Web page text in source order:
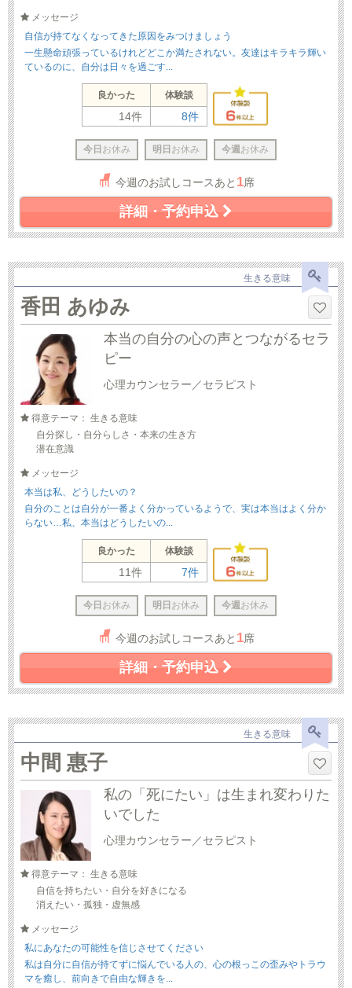
メッセージ
自信が持てなくなってきた原因をみつけましょう
一生懸命頑張っているけれどどこか満たされない。友達はキラキラ輝い
ているのに、自分は日々を過ごす...
良かった 体験談
14件 8件
今日 お休み 明日 お休み 今週 お休み
今週のお試しコースあと 1席
詳細・予約申込
生きる意味
香田 あゆみ
本当の自分の心の声とつながるセラ
ピー
心理カウンセラー／セラピスト
得意テーマ： 生きる意味
自分探し・自分らしさ・本来の生き方
潜在意識
メッセージ
本当は私、どうしたいの？
自分のことは自分が一番よく分かっているようで、実は本当はよく分か
らない…私、本当はどうしたいの...
良かった 体験談
11件 7件
今日 お休み 明日 お休み 今週 お休み
今週のお試しコースあと 1席
詳細・予約申込
生きる意味
中間 惠子
私の「死にたい」は生まれ変わりた
いでした
心理カウンセラー／セラピスト
得意テーマ： 生きる意味
自信を持ちたい・自分を好きになる
消えたい・孤独・虚無感
メッセージ
私にあなたの可能性を信じさせてください
私は自分に自信が持てずに悩んでいる人の、心の根っこの歪みやトラウ
マを癒し、前向きで自由な輝きを...